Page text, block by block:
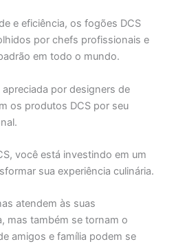
e eficiência, os fogões DCS
por chefs profissionais e
em todo o mundo.
por designers de
os produtos DCS por seu
você está investindo em um
sua experiência culinária.
atendem às suas
mas também se tornam o
amigos e família podem se